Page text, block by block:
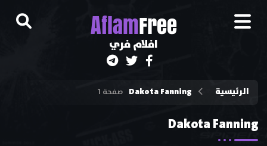
AflamFree
افلام فري
الرئيسية Dakota Fanning صفحة 1
Dakota Fanning